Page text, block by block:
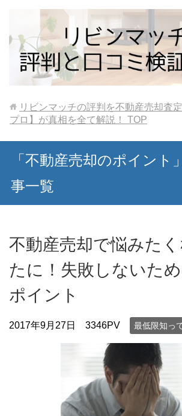
リビンマッチの評判を不動産売却査
プロ】が真相を全て解説！
TOP
「不動産売却のポイント
事一覧
不動産売却で悩みた
たに！失敗しないた
ポイント
2017年9月27日 3346PV 最低限知っ